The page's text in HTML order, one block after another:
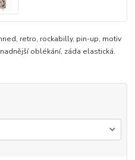
retro, rockabilly, pin-up, motiv
oblékání, záda elastická.